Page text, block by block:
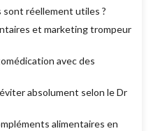
réellement utiles ?
et marketing trompeur
avec des
absolument selon le Dr
alimentaires en